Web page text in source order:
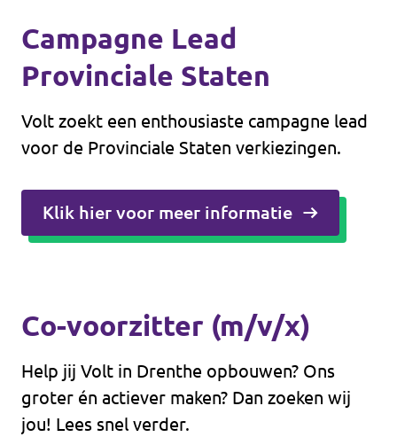
Campagne Lead
Provinciale Staten
Volt zoekt een enthousiaste campagne lead
voor de Provinciale Staten verkiezingen.
Klik hier voor meer informatie
Co-voorzitter (m/v/x)
Help jij Volt in Drenthe opbouwen? Ons
groter én actiever maken? Dan zoeken wij
jou! Lees snel verder.